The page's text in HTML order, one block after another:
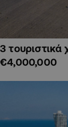
3
€4,000,000